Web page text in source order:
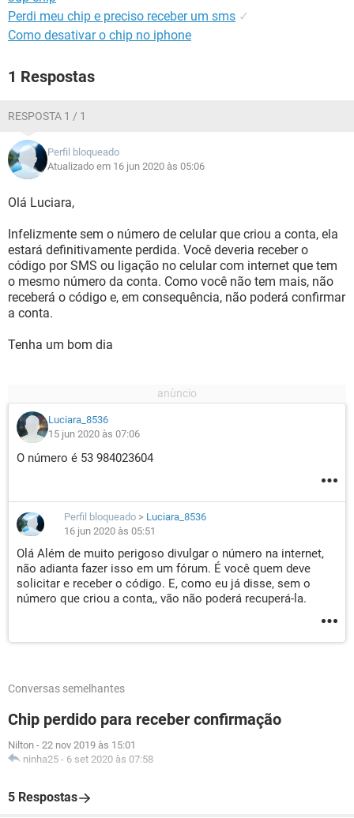
Perdi meu chip e preciso receber um sms ✓
Como desativar o chip no iphone
1 Respostas
RESPOSTA 1 / 1
Perfil bloqueado
Atualizado em 16 jun 2020 às 05:06
Olá Luciara,
Infelizmente sem o número de celular que criou a conta, ela
estará definitivamente perdida. Você deveria receber o
código por SMS ou ligação no celular com internet que tem
o mesmo número da conta. Como você não tem mais, não
receberá o código e, em consequência, não poderá confirmar
a conta.
Tenha um bom dia
Luciara_8536
15 jun 2020 às 07:06
O número é 53 984023604
Perfil bloqueado > Luciara_8536
16 jun 2020 às 05:51
Olá Além de muito perigoso divulgar o número na internet,
não adianta fazer isso em um fórum. É você quem deve
solicitar e receber o código. E, como eu já disse, sem o
número que criou a conta,, vão não poderá recuperá-la.
Conversas semelhantes
Chip perdido para receber confirmação
Nilton - 22 nov 2019 às 15:01
ninha25 - 6 set 2020 às 07:58
5 Respostas